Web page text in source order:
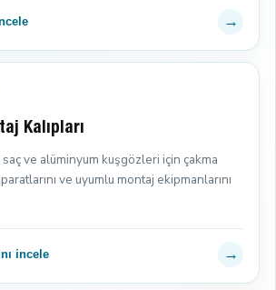
→
Kalıpları
ve alüminyum kuşgözleri için çakma
ve uyumlu montaj ekipmanlarını
incele →